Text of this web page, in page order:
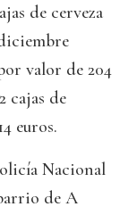
de cerveza
valor de 204
cajas de
euros.
Nacional
de A